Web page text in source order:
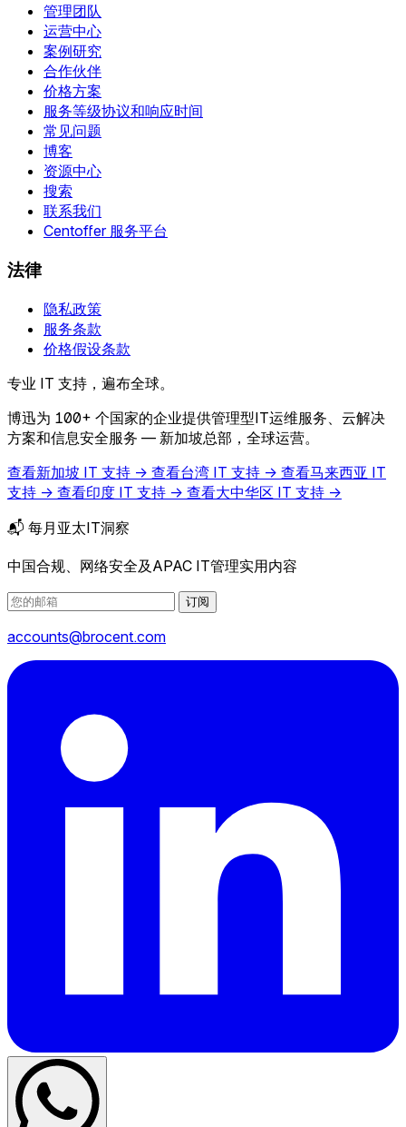
管理团队
运营中心
案例研究
合作伙伴
价格方案
服务等级协议和响应时间
常见问题
博客
资源中心
搜索
联系我们
Centoffer 服务平台
法律
隐私政策
服务条款
价格假设条款
专业 IT 支持，遍布全球。
博迅为 100+ 个国家的企业提供管理型IT运维服务、云解决
方案和信息安全服务 — 新加坡总部，全球运营。
查看新加坡 IT 支持 → 查看台湾 IT 支持 → 查看马来西亚 IT
支持 → 查看印度 IT 支持 → 查看大中华区 IT 支持 →
📬 每月亚太IT洞察
中国合规、网络安全及APAC IT管理实用内容
订阅
accounts@brocent.com